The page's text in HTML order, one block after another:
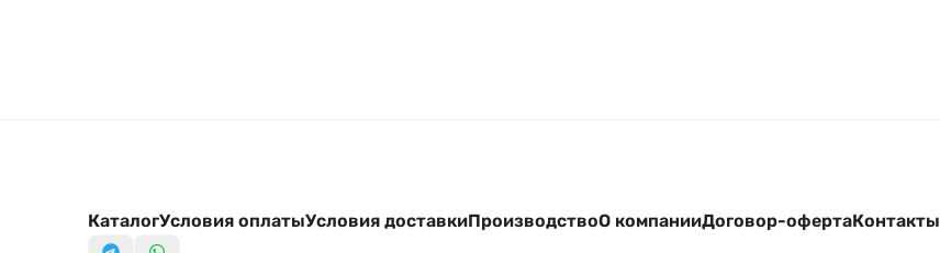
КаталогУсловия оплатыУсловия доставкиПроизводствоО компанииДоговор-офертаКонтакты